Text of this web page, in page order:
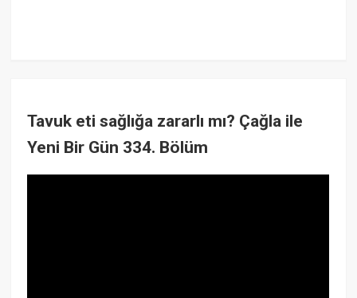
Tavuk eti sağlığa zararlı mı? Çağla ile
Yeni Bir Gün 334. Bölüm